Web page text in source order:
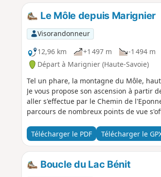
Le Môle depuis Marignier
Visorandonneur
12,96 km
+1 497 m -1 494 m
Départ à Marignier (Haute-Savoie)
Tel un phare, la montagne du Môle,
Je vous propose son ascension à partir
aller s'effectue par le Chemin de
parcours de nombreux points de vue
Télécharger le PDF Télécharger le
Boucle du Lac Bénit